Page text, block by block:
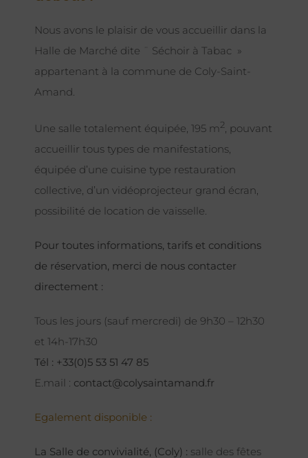
Nous avons le plaisir de vous accueillir dans la
Halle de Marché dite ¨ Séchoir à Tabac »
appartenant à la commune de Coly-Saint-
Amand.
Une salle totalement équipée, 195 m2, pouvant
accueillir tous types de manifestations,
équipée d’une cuisine type restauration
collective, d’un vidéoprojecteur grand écran,
possibilité de location de vaisselle.
Pour toutes informations, tarifs et conditions
de réservation, merci de nous contacter
directement :
Tous les jours (sauf mercredi) de 9h30 – 12h30
et 14h-17h30
Tél : +33(0)5 53 51 47 85
E.mail : contact@colysaintamand.fr
Egalement disponible :
La Salle de convivialité, (Coly) : salle des fêtes